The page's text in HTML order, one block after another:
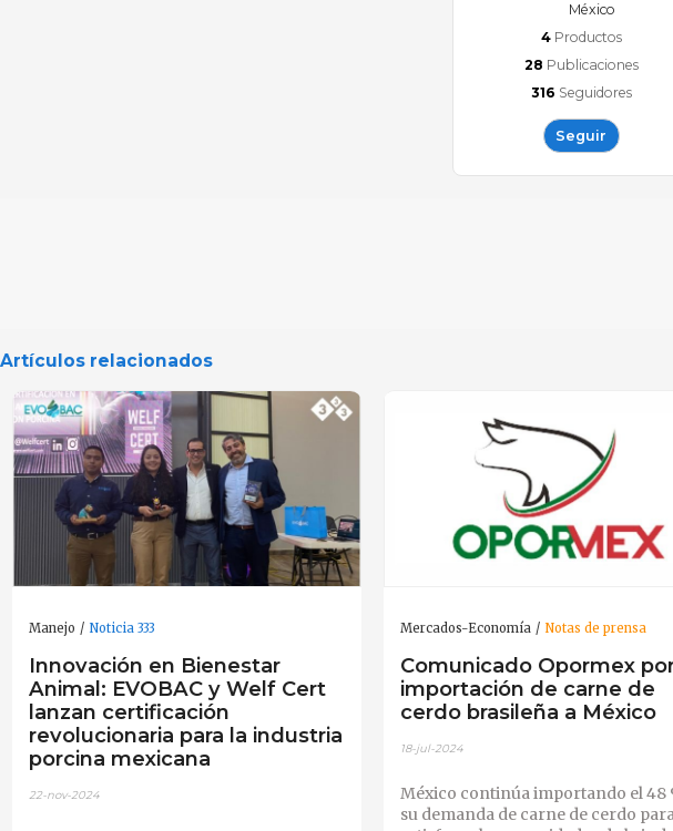
México
4 Productos
28 Publicaciones
316 Seguidores
Seguir
Artículos relacionados
Manejo Noticia 333
Innovación en Bienestar
Animal: EVOBAC y Welf Cert
lanzan certificación
revolucionaria para la industria
porcina mexicana
22-nov-2024
Mercados-Economía Notas de prensa
Comunicado Opormex
importación de carne de
cerdo brasileña a México
18-jul-2024
México continúa importando el 48
su demanda de carne de cerdo